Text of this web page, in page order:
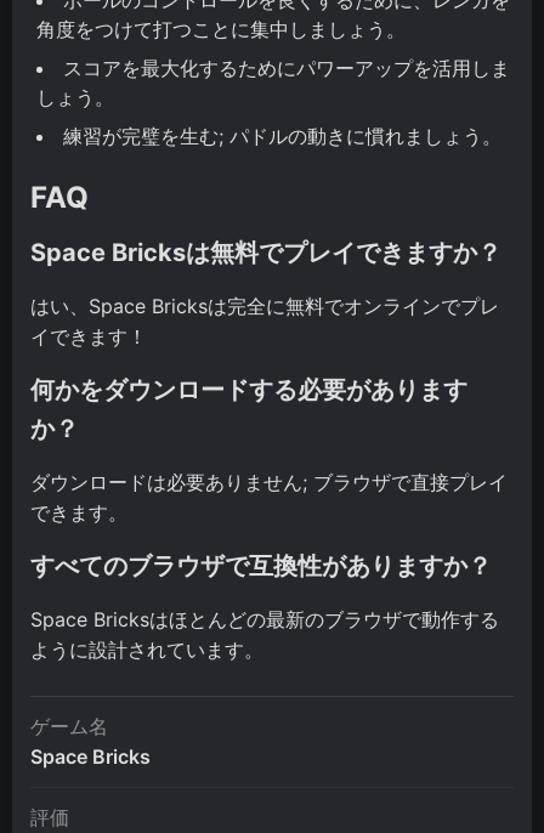
角度をつけて打つことに集中しましょう。
スコアを最大化するためにパワーアップを活用しま
しょう。
練習が完璧を生む; パドルの動きに慣れましょう。
FAQ
Space Bricksは無料でプレイできますか？
はい、Space Bricksは完全に無料でオンラインでプレ
イできます！
何かをダウンロードする必要があります
か？
ダウンロードは必要ありません; ブラウザで直接プレイ
できます。
すべてのブラウザで互換性がありますか？
Space Bricksはほとんどの最新のブラウザで動作する
ように設計されています。
ゲーム名
Space Bricks
評価